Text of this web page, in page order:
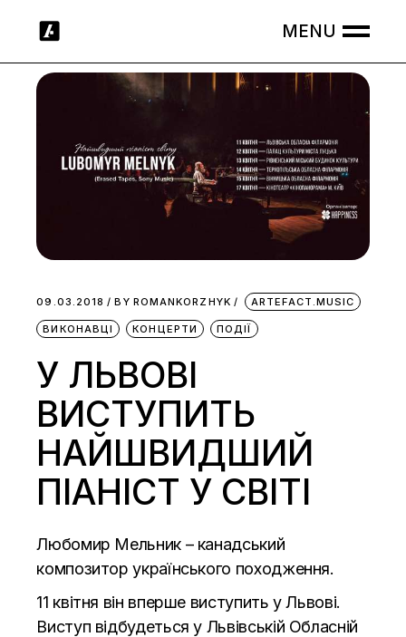
09.03.2018 BY ROMANKORZHYK ARTEFACT.MUSIC
ВИКОНАВЦІ КОНЦЕРТИ ПОДІЇ
У ЛЬВОВІ
ВИСТУПИТЬ
НАЙШВИДШИЙ
ПІАНІСТ У СВІТІ
Любомир Мельник – канадський
композитор українського походження.
11 квітня він вперше виступить у Львові.
Виступ відбудеться у Львівській Обласній